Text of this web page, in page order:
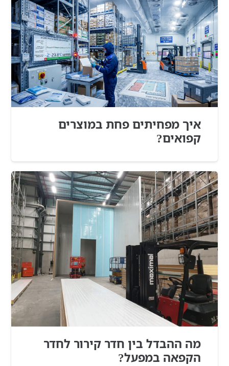
איך מפחיתים פחת במוצרים
קפואים?
מה ההבדל בין חדר קירור לחדר
הקפאה במפעל?